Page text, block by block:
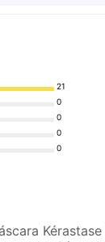
beneficios
21
0
0
0
0